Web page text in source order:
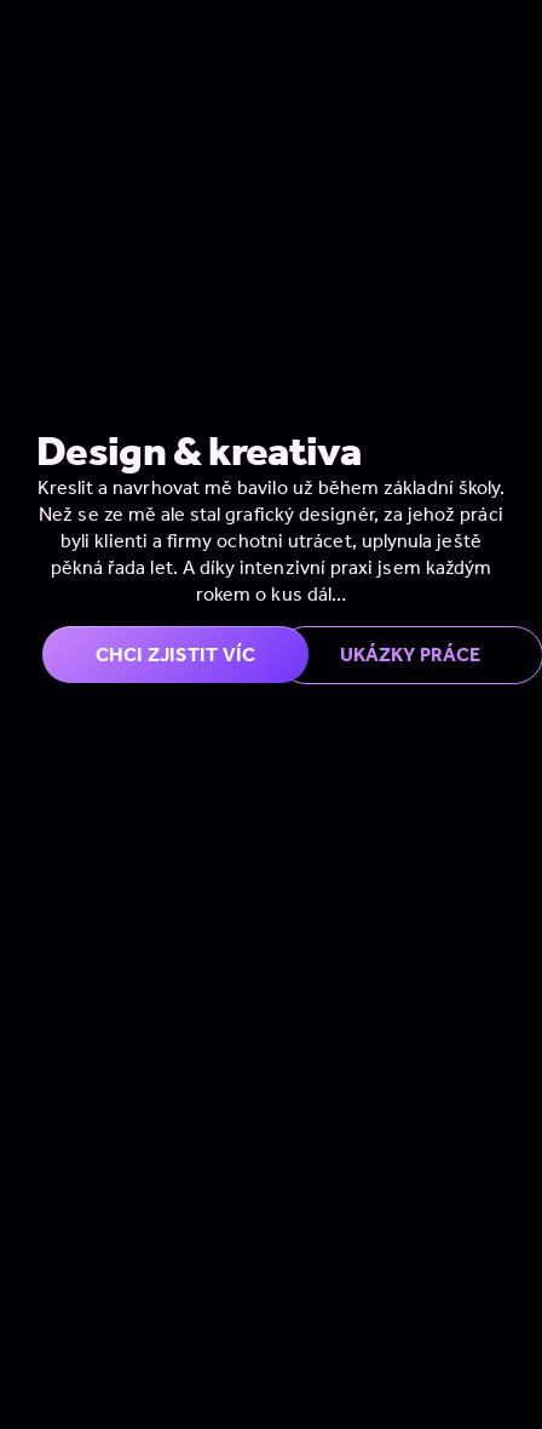
Design & kreativa
Kres­lit a navr­ho­vat mě bavilo už během základ­ní školy.
Než se ze mě ale stal gra­fic­ký desig­nér, za jehož práci
byli kli­en­ti a firmy ochot­ni utrá­cet, uply­nu­la ještě
pěkná řada let. A díky inten­ziv­ní praxi jsem každým
rokem o kus dál…
UKÁZKY PRÁCE
CHCI ZJIS­TIT VÍC